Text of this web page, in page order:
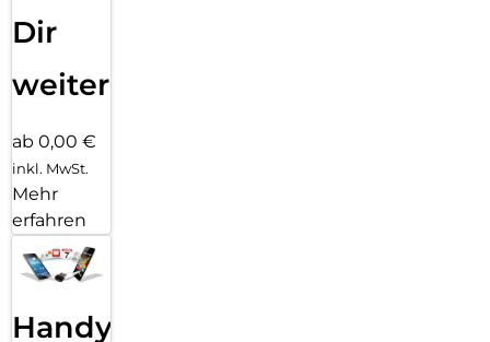
Dir
weiter
ab 0,00 €
inkl. MwSt.
Mehr
erfahren
Handy